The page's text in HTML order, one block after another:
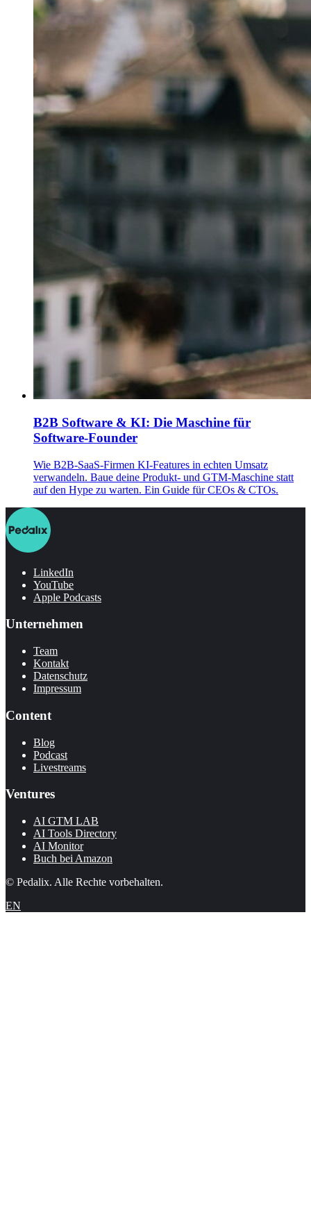
B2B Software & KI: Die Maschine für
Software-Founder
Wie B2B-SaaS-Firmen KI-Features in echten Umsatz
verwandeln. Baue deine Produkt- und GTM-Maschine statt
auf den Hype zu warten. Ein Guide für CEOs & CTOs.
LinkedIn
YouTube
Apple Podcasts
Unternehmen
Team
Kontakt
Datenschutz
Impressum
Content
Blog
Podcast
Livestreams
Ventures
AI GTM LAB
AI Tools Directory
AI Monitor
Buch bei Amazon
© Pedalix. Alle Rechte vorbehalten.
EN